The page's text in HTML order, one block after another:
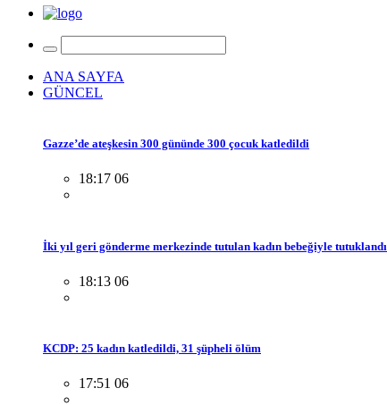
ANA SAYFA
GÜNCEL
Gazze’de ateşkesin 300 gününde 300 çocuk katledildi
18:17 06
İki yıl geri gönderme merkezinde tutulan kadın bebeğiyle tutuklandı
18:13 06
KCDP: 25 kadın katledildi, 31 şüpheli ölüm
17:51 06